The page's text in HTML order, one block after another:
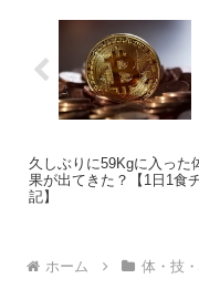
久しぶりに59Kgに入った
果が出てきた？【1日1食
記】
ホーム 体・技